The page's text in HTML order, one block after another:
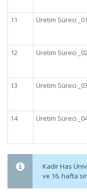
11
Üretim Süreci _01
12
Üretim Süreci
13
Üretim Süreci _03
14
Üretim Süreci
Kadir Has
ve 16. hafta